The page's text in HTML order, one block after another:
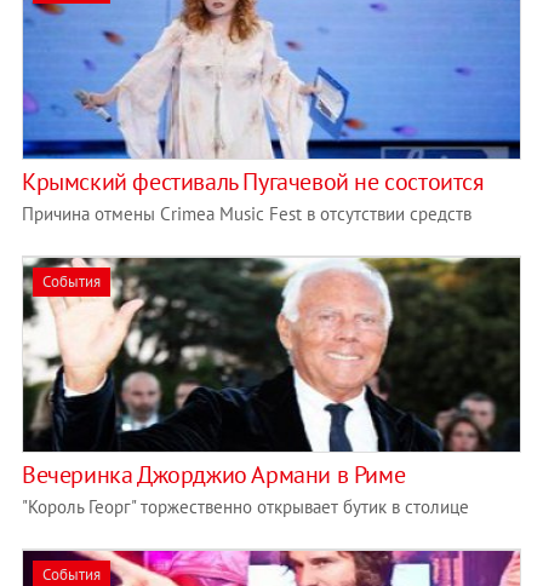
Крымский фестиваль Пугачевой не состоится
Причина отмены Crimea Music Fest в отсутствии средств
События
Вечеринка Джорджио Армани в Риме
"Король Георг" торжественно открывает бутик в столице
События